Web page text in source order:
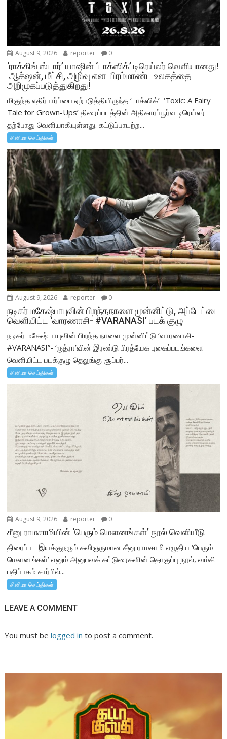
August 9, 2026 reporter 0
‘ராக்கிங் ஸ்டார்’ யாஷின் ‘டாக்ஸிக்’ டிரெய்லர் வெளியானது!
ஆக்‌ஷன், மீட்சி, அழிவு என பிரம்மாண்ட உலகத்தை
அறிமுகப்படுத்துகிறது!
மிகுந்த எதிர்பார்ப்பை ஏற்படுத்தியிருந்த ‘டாக்ஸிக்’ ‘Toxic: A Fairy
Tale for Grown-Ups’ திரைப்படத்தின் அதிகாரப்பூர்வ டிரெய்லர்
தற்போது வெளியாகியுள்ளது. கட்டுப்பாடற்ற...
சினிமா செய்திகள்
August 9, 2026 reporter 0
நடிகர் மகேஷ்பாபுவின் பிறந்தநாளை முன்னிட்டு, அப்டேட்டை
வெளியிட்ட ‘வாரணாசி- #VARANASI’ படக் குழு
நடிகர் மகேஷ் பாபுவின் பிறந்த நாளை முன்னிட்டு ‘வாரணாசி-
#VARANASI”- ‘ருத்ரா’வின் இரண்டு பிரத்யேக புகைப்படங்களை
வெளியிட்ட படக்குழு தெலுங்கு சூப்பர்...
சினிமா செய்திகள்
August 9, 2026 reporter 0
சீனு ராமசாமியின் ‘பெரும் மௌனங்கள்’ நூல் வெளியீடு
திரைப்பட இயக்குநரும் கவிஞருமான சீனு ராமசாமி எழுதிய ‘பெரும்
மௌனங்கள்’ எனும் அனுபவக் கட்டுரைகளின் தொகுப்பு நூல், வம்சி
பதிப்பகம் சார்பில்...
சினிமா செய்திகள்
LEAVE A COMMENT
You must belogged in to post a comment.